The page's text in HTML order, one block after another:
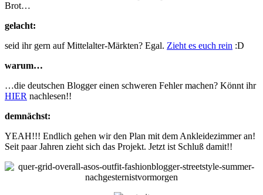
Brot…
gelacht:
seid ihr gern auf Mittelalter-Märkten? Egal. Zieht es euch rein :D
warum…
…die deutschen Blogger einen schweren Fehler machen? Könnt ihr
HIER nachlesen!!
demnächst:
YEAH!!! Endlich gehen wir den Plan mit dem Ankleidezimmer an!
Seit paar Jahren zieht sich das Projekt. Jetzt ist Schluß damit!!